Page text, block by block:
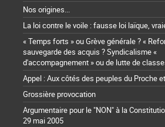
Nos origines...
La loi contre le voile : fausse loi laïque,
« Temps forts » ou Grève générale ? «
sauvegarde des acquis ? Syndicalisme «
d'accompagnement » ou de lutte de
Appel : Aux côtés des peuples du Proche
Grossière provocation
Argumentaire pour le "NON" à la
29 mai 2005